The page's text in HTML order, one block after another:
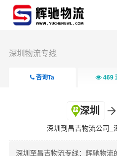
深圳物流专线
咨询Ta 469
深圳
深圳到昌吉物流公司_
深圳至昌吉物流专线：辉驰物流